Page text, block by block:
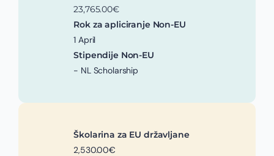
23,765.00€
Rok za apliciranje Non-EU
1 April
Stipendije Non-EU
- NL Scholarship
Školarina za EU državljane
2,530.00€